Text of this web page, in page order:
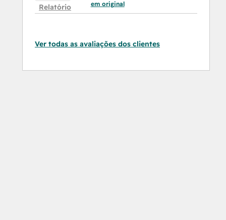
Relatório
em original
Ver todas as avaliações dos clientes